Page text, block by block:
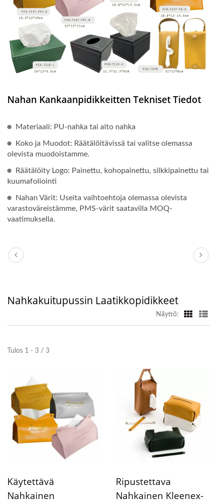
Nahan Kankaanpidikkeitten Tekniset Tiedot
Materiaali: PU-nahka tai aito nahka
Koko ja Muodot: Räätälöitävissä tai valitse olemassa
olevista muodoistamme.
Räätälöity Logo: Painettu, kohopainettu, silkkipainettu tai
kuumafoliointi
Nahan Värit: Useita vaihtoehtoja olemassa olevista
varastoväreistämme, PMS-värit saatavilla MOQ-
vaatimuksella.
Nahkakuitupussin Laatikkopidikkeet
Näyttö:
Tulos 1 - 3 / 3
Käytettävä
Nahkainen
Ripustettava
Nahkainen Kleenex-